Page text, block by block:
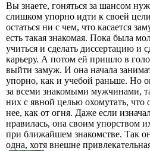
Вы знаете, гоняться за шансом
слишком упорно идти к своей
остаться ни с чем, что касается
есть такая знакомая. Пока была
учиться и сделать диссертацию и
карьеру. А потом ей пришло в
выйти замуж. И она начала
упорно, как и учебой раньше. Но
за всеми знакомыми мужчинами,
них с явной целью охомутать, что
нее, как от огня. Даже если
нравилась, она своим упорством
при ближайшем знакомстве. Так
одна, хотя внешне